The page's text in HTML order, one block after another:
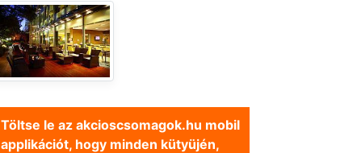
Töltse le az akcioscsomagok.hu mobil
applikációt, hogy minden kütyüjén,